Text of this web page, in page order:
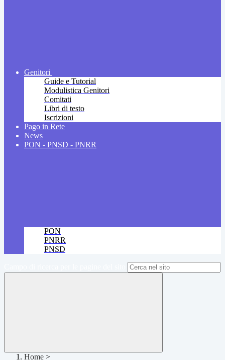
Genitori
Guide e Tutorial
Modulistica Genitori
Comitati
Libri di testo
Iscrizioni
Pago in Rete
News
PON - PNSD - PNRR
PON
PNRR
PNSD
Home >